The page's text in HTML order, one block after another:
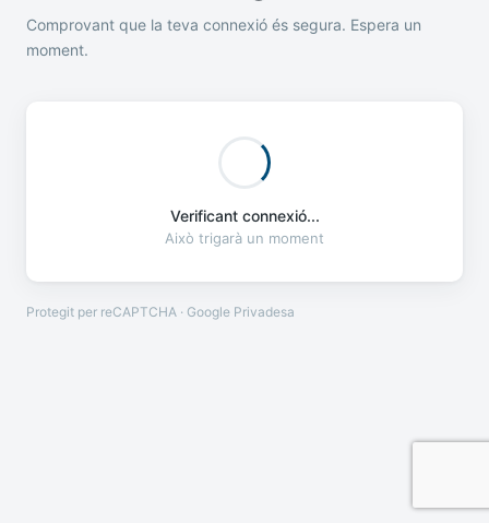
Comprovant que la teva connexió és segura. Espera un
moment.
Verificant connexió...
Això trigarà un moment
Protegit per reCAPTCHA · Google Privadesa